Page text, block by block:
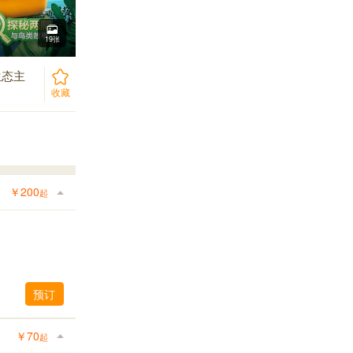
19张
主
收藏
￥200起
预订
￥70起